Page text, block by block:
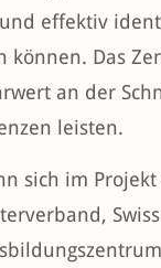
effektiv
können. Das
an der
leisten.
sich im